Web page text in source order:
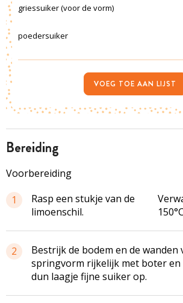
bereiding
Voorbereiding
1
Rasp een stukje van de
limoenschil.
2
Bestrijk de bodem en de wanden
springvorm rijkelijk met boter
dun laagje fijne suiker op.
griessuiker (voor de vorm)
poedersuiker
VOEG TOE AAN LIJST